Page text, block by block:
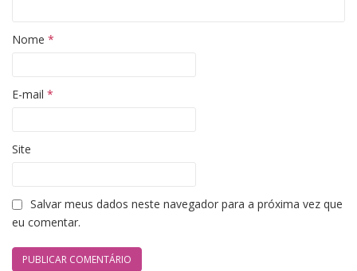
Nome *
E-mail *
Site
Salvar meus dados neste navegador para a próxima vez que
eu comentar.